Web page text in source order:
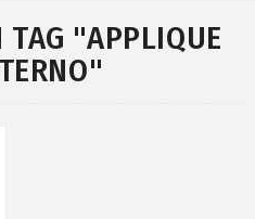
TAG "APPLIQUE